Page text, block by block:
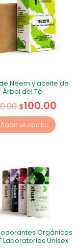
Neem y aceite de
Árbol del Té
$100.00
al carrito
Orgánicos
Laboratories Unisex